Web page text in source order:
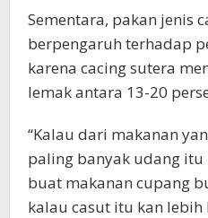
Sementara, pakan jenis
berpengaruh terhadap
karena cacing sutera
lemak antara 13-20
“Kalau dari makanan
paling banyak udang
buat makanan cupang
kalau casut itu kan lebih